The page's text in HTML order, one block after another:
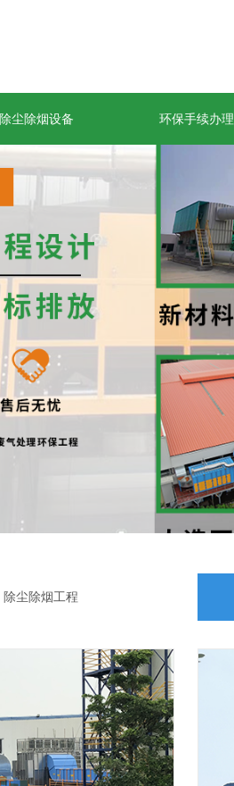
除尘除烟设备 环保手续办理
除尘除烟工程